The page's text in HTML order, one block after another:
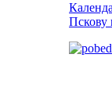
Пскову